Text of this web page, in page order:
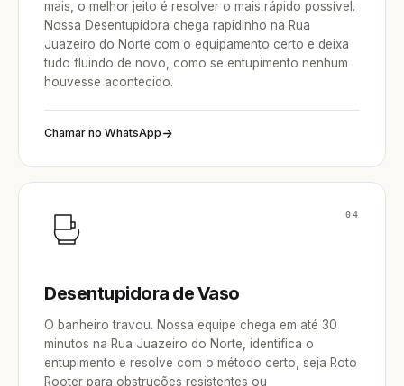
mais, o melhor jeito é resolver o mais rápido possível.
Nossa Desentupidora chega rapidinho na Rua
Juazeiro do Norte com o equipamento certo e deixa
tudo fluindo de novo, como se entupimento nenhum
houvesse acontecido.
Chamar no WhatsApp
04
Desentupidora de Vaso
O banheiro travou. Nossa equipe chega em até 30
minutos na Rua Juazeiro do Norte, identifica o
entupimento e resolve com o método certo, seja Roto
Rooter para obstruções resistentes ou